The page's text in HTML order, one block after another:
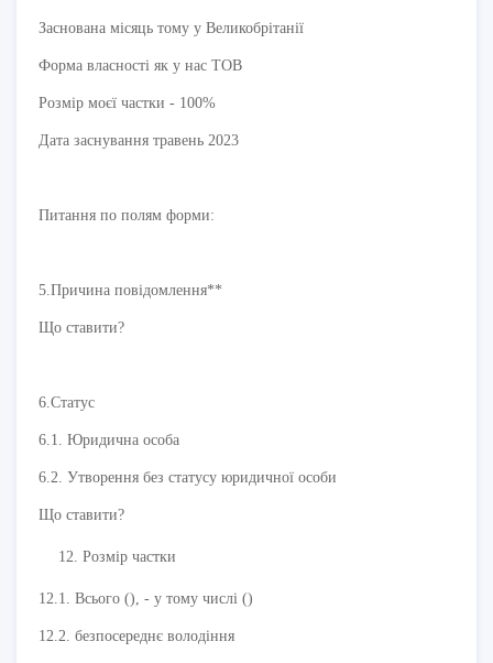
Заснована місяць тому у Великобрітанії
Форма власності як у нас ТОВ
Розмір моєї частки - 100%
Дата заснування травень 2023
Питання по полям форми:
5.Причина повідомлення**
Що ставити?
6.Статус
6.1. Юридична особа
6.2. Утворення без статусу юридичної особи
Що ставити?
Розмір частки
12.1. Всього (), - у тому числі ()
12.2. безпосереднє володіння